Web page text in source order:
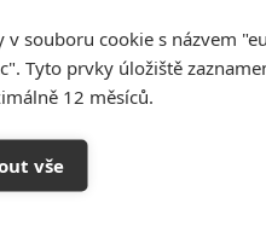
pošlapává
v novém traileru
mysleli, že byl Robin dobrák, tak
jeho špinavé propagandě.
souboru cookie s názvem
Tyto prvky úložiště
12 měsíců.
vše